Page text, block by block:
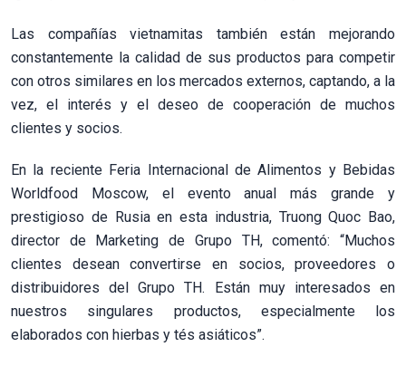
Las compañías vietnamitas también están mejorando
constantemente la calidad de sus productos para competir
con otros similares en los mercados externos, captando, a la
vez, el interés y el deseo de cooperación de muchos
clientes y socios.
En la reciente Feria Internacional de Alimentos y Bebidas
Worldfood Moscow, el evento anual más grande y
prestigioso de Rusia en esta industria, Truong Quoc Bao,
director de Marketing de Grupo TH, comentó: “Muchos
clientes desean convertirse en socios, proveedores o
distribuidores del Grupo TH. Están muy interesados en
nuestros singulares productos, especialmente los
elaborados con hierbas y tés asiáticos”.